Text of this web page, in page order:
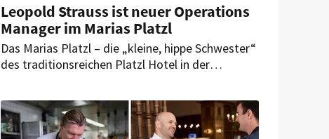
Leopold Strauss ist neuer Operations
Manager im Marias Platzl
Das Marias Platzl – die „kleine, hippe Schwester“
des traditionsreichen Platzl Hotel in der
Manager: Leopold Strauss wird nun alle
operativen Abläufe des Hotels am Mariahilfplatz
leiten.